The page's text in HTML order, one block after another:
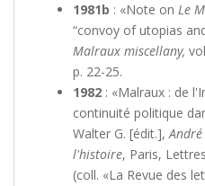
1981b : «Note on Le
“convoy of utopias
Malraux miscellany,
p. 22-25.
1982 : «Malraux : de
continuité politique
Walter G. [édit.],
l'histoire, Paris,
(coll. «La Revue des